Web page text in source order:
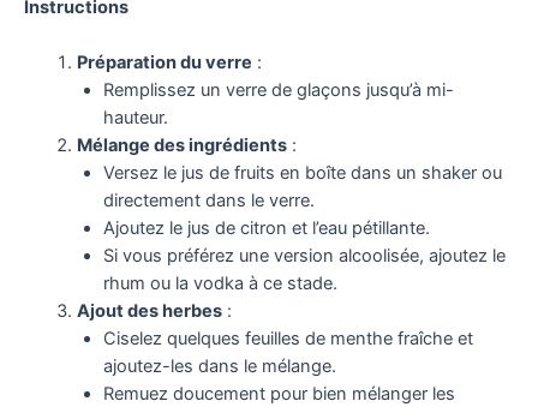
Instructions
Préparation du verre :
Remplissez un verre de glaçons jusqu’à mi-
hauteur.
Mélange des ingrédients:
Versez le jus de fruits en boîte dans un shaker ou
directement dans le verre.
Ajoutez le jus de citron et l’eau pétillante.
Si vous préférez une version alcoolisée, ajoutez le
rhum ou la vodka à ce stade.
Ajout des herbes:
Ciselez quelques feuilles de menthe fraîche et
ajoutez-les dans le mélange.
Remuez doucement pour bien mélanger les